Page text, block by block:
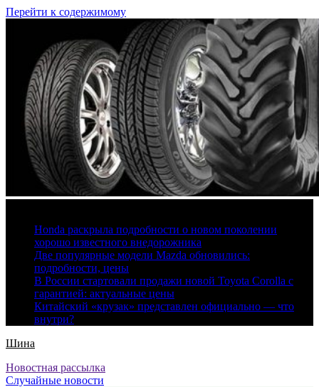
Перейти к содержимому
Honda раскрыла подробности о новом поколении
хорошо известного внедорожника
Две популярные модели Mazda обновились:
подробности, цены
В России стартовали продажи новой Toyota Corolla с
гарантией: актуальные цены
Китайский «крузак» представлен официально — что
внутри?
Шина
Новостная рассылка
Случайные новости